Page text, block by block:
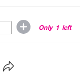
Only 1 left